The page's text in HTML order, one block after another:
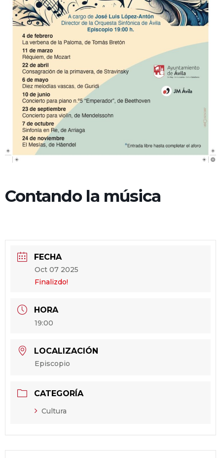
Contando la música
FECHA
Oct 07 2025
Finalizdo!
HORA
19:00
LOCALIZACIÓN
Episcopio
CATEGORÍA
Cultura